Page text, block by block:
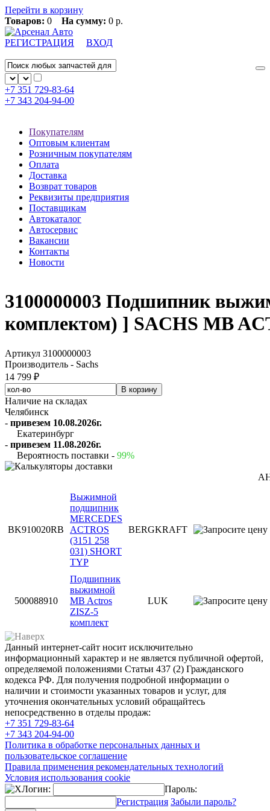
Перейти в корзину
Товаров: 0 На сумму: 0 р.
РЕГИСТРАЦИЯ ВХОД
+7 351 729-83-64
+7 343 204-94-00
Покупателям
Оптовым клиентам
Розничным покупателям
Оплата
Доставка
Возврат товаров
Реквизиты предприятия
Поставщикам
Автокаталог
Автосервис
Вакансии
Контакты
Новости
3100000003 Подшипник
комплектом) ] SACHS MB
Артикул 3100000003
Производитель - Sachs
14 799 ₽
Наличие на складах
Челябинск
- привезем 10.08.2026г.
Екатеринбург
- привезем 11.08.2026г.
Вероятность поставки - 99%
BK910020RB
Выжимной
подшипник
MERCEDES
ACTROS
(3151 258
031) SHORT
TYP
BERGKRAFT
500088910
Подшипник
выжимной
MB Actros
ZISZ-5
комплект
LUK
Данный интернет-сайт носит исключительно
информационный характер и не является публичной офертой,
определяемой положениями Статьи 437 (2) Гражданского
кодекса РФ. Для получения подробной информации о
наличии и стоимости указанных товаров и услуг, для
уточнения окончательных условий обращайтесь
непосредственно в отделы продаж:
+7 351 729-83-64
+7 343 204-94-00
Политика в обработке персональных данных и
пользовательское соглашение
Правила применения рекомендательных технологий
Условия использования cookie
Логин:
Пароль:
Регистрация Забыли пароль?